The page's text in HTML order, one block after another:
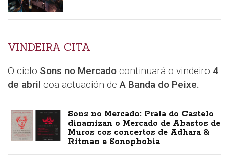
VINDEIRA CITA
O ciclo Sons no Mercado continuará o vindeiro 4
de abril coa actuación deA Banda do Peixe.
Sons no Mercado: Praia do Castelo
dinamizan o Mercado de Abastos de
Muros cos concertos de Adhara &
Ritman e Sonophobia